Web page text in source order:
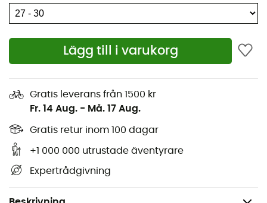
Lägg till i varukorg
Gratis leverans från 1500 kr
Fr. 14 Aug. - Må. 17 Aug.
Gratis retur inom 100 dagar
+1 000 000 utrustade äventyrare
Expertrådgivning
erbjuder dessa strumpor en oöverträffad teknisk lösning
Barnstrumpor i bomull
Material: 30% Apani Tropic Cotton, 28% polyamid,
20% Durapro, 20% Mythlan, 2% elastan
AirVent Zone-skydd för vrist
Vadderingar på skaftet
Hälskydd
Tåsbeskydd